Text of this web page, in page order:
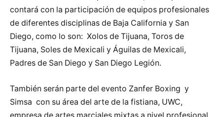
contará con la participación de equipos profesionales
de diferentes disciplinas de Baja California y San
Diego, como lo son: Xolos de Tijuana, Toros de
Tijuana, Soles de Mexicali y Águilas de Mexicali,
Padres de San Diego y San Diego Legión.
También serán parte del evento Zanfer Boxing y
Simsa con su área del arte de la fistiana, UWC,
empresa de artes marciales mixtas a nivel profesional